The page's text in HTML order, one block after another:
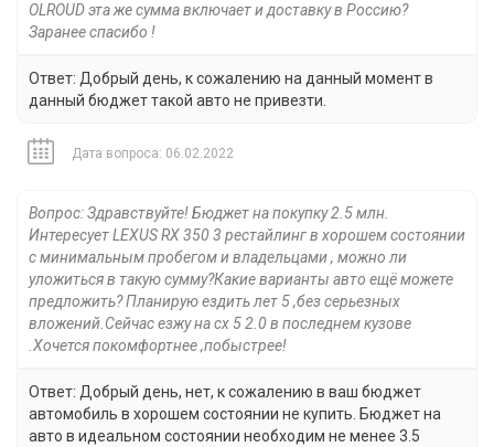
OLROUD эта же сумма включает и доставку в Россию?
Заранее спасибо !
Ответ: Добрый день, к сожалению на данный момент в
данный бюджет такой авто не привезти.
Дата вопроса: 06.02.2022
Вопрос: Здравствуйте! Бюджет на покупку 2.5 млн.
Интересует LEXUS RX 350 3 рестайлинг в хорошем состоянии
с минимальным пробегом и владельцами , можно ли
уложиться в такую сумму?Какие варианты авто ещё можете
предложить? Планирую ездить лет 5 ,без серьезных
вложений.Сейчас езжу на сх 5 2.0 в последнем кузове
.Хочется покомфортнее ,побыстрее!
Ответ: Добрый день, нет, к сожалению в ваш бюджет
автомобиль в хорошем состоянии не купить. Бюджет на
авто в идеальном состоянии необходим не менее 3.5